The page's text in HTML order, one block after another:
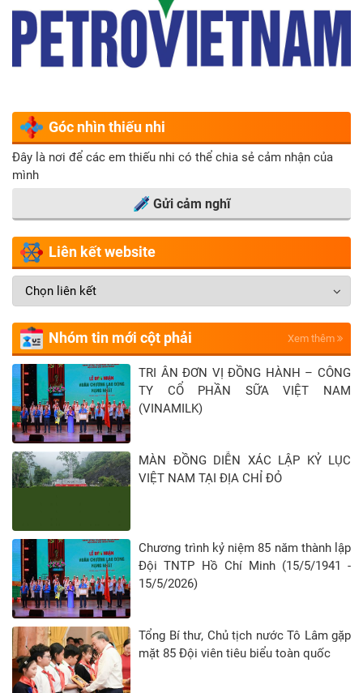
Góc nhìn thiếu nhi
Đây là nơi để các em thiếu nhi có thể chia sẻ cảm nhận của
mình
Gửi cảm nghĩ
Liên kết website
Nhóm tin mới cột phải Xem thêm
TRI ÂN ĐƠN VỊ ĐỒNG HÀNH – CÔNG
TY CỔ PHẦN SỮA VIỆT NAM
(VINAMILK)
MÀN ĐỒNG DIỄN XÁC LẬP KỶ LỤC
VIỆT NAM TẠI ĐỊA CHỈ ĐỎ
Chương trình kỷ niệm 85 năm thành lập
Đội TNTP Hồ Chí Minh (15/5/1941 -
15/5/2026)
Tổng Bí thư, Chủ tịch nước Tô Lâm gặp
mặt 85 Đội viên tiêu biểu toàn quốc